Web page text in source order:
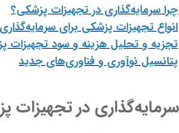
چرا سرمایه‌گذاری در تجهیزات پزشکی؟
انواع تجهیزات پزشکی برای سرمایه‌گذاری
تجزیه و تحلیل هزینه و سود تجهیزات
پتانسیل نوآوری و فناوری‌های جدید
در تجهیزات